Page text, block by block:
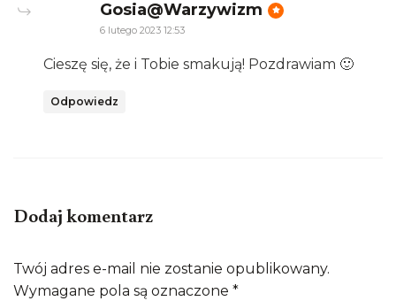
Gosia@Warzywizm says:
6 lutego 2023 12:53
Cieszę się, że i Tobie smakują! Pozdrawiam 🙂
Odpowiedz
Dodaj komentarz
Twój adres e-mail nie zostanie opublikowany.
Wymagane pola są oznaczone *